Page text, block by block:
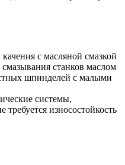
с масляной смазкой
станков маслом
шпинделей с малыми
системы,
требуется износостойкость